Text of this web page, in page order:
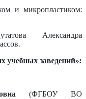
и микропластиком:
Александра
заведений»:
(ФГБОУ ВО